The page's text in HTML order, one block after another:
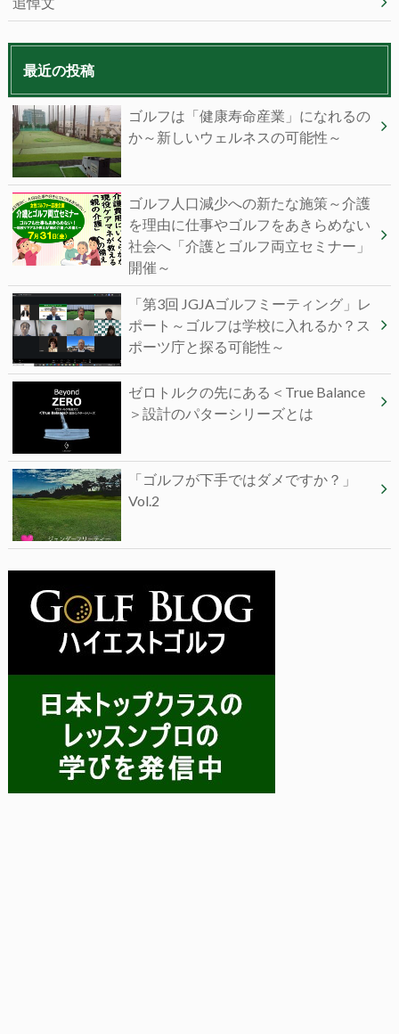
最近の投稿
ゴルフは「健康寿命産業」になれるの
か～新しいウェルネスの可能性～
ゴルフ人口減少への新たな施策～介護
を理由に仕事やゴルフをあきらめない
社会へ「介護とゴルフ両立セミナー」
開催～
「第3回 JGJAゴルフミーティング」レ
ポート～ゴルフは学校に入れるか？ス
ポーツ庁と探る可能性～
ゼロトルクの先にある＜True Balance
＞設計のパターシリーズとは
「ゴルフが下手ではダメですか？」
Vol.2